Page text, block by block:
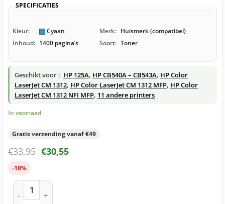
SPECIFICATIES
Kleur: Cyaan Merk: Huismerk (compatibel)
Inhoud: 1400 pagina’s Soort: Toner
Geschikt voor : HP 125A, HP CB540A – CB543A, HP Color
LaserJet CM 1312, HP Color LaserJet CM 1312 MFP, HP Color
LaserJet CM 1312 NFI MFP, 11 andere printers
In voorraad
Gratis verzending vanaf €49
€33,95 €30,55
-10%
HP 125A (CB541A) toner cyaan huismerk aantal